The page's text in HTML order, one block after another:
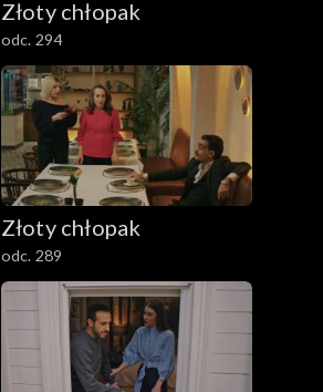
Złoty chłopak
odc. 294
Złoty chłopak
odc. 289